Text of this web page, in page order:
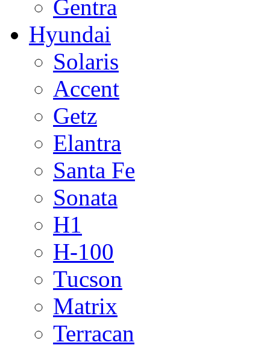
Gentra
Hyundai
Solaris
Accent
Getz
Elantra
Santa Fe
Sonata
H1
H-100
Tucson
Matrix
Terracan